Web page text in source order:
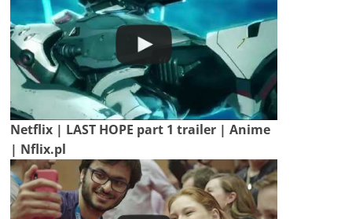
Netflix | LAST HOPE part 1 trailer | Anime
| Nflix.pl